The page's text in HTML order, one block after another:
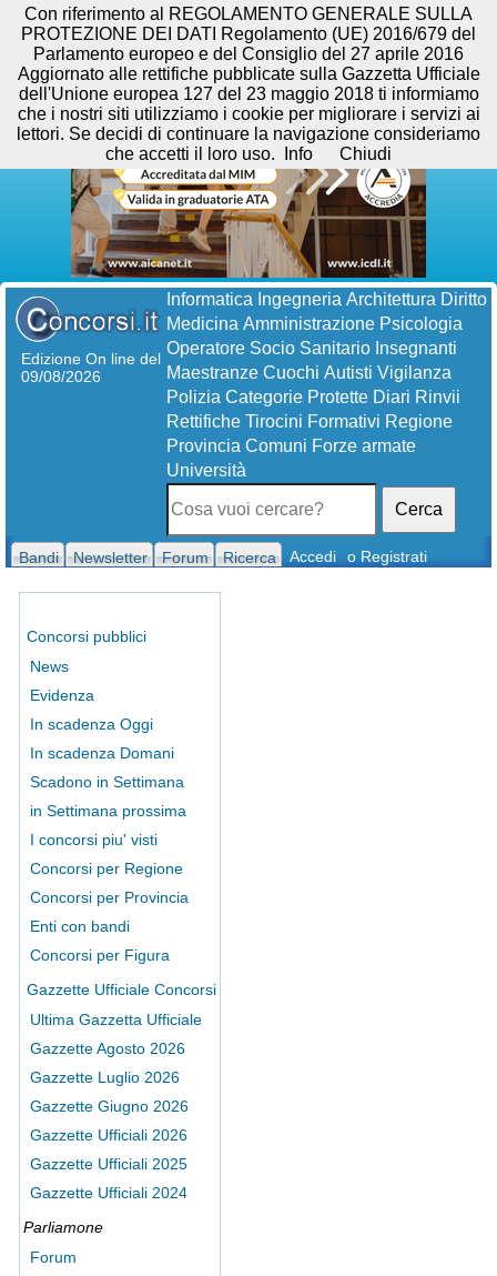
Edizione On line del
09/08/2026
Informatica Ingegneria Architettura Diritto
Medicina Amministrazione Psicologia
Operatore Socio Sanitario Insegnanti
Maestranze Cuochi Autisti Vigilanza
Polizia Categorie Protette Diari Rinvii
Rettifiche Tirocini Formativi Regione
Provincia Comuni Forze armate
Università
Cerca
Bandi Newsletter Forum Ricerca Accedi o Registrati
Concorsi pubblici
News
Evidenza
In scadenza Oggi
In scadenza Domani
Scadono in Settimana
in Settimana prossima
I concorsi piu' visti
Concorsi per Regione
Concorsi per Provincia
Enti con bandi
Concorsi per Figura
Gazzette Ufficiale Concorsi
Ultima Gazzetta Ufficiale
Gazzette Agosto 2026
Gazzette Luglio 2026
Gazzette Giugno 2026
Gazzette Ufficiali 2026
Gazzette Ufficiali 2025
Gazzette Ufficiali 2024
Parliamone
Forum
Con riferimento al REGOLAMENTO GENERALE SULLA
PROTEZIONE DEI DATI Regolamento (UE) 2016/679 del
Parlamento europeo e del Consiglio del 27 aprile 2016
Aggiornato alle rettifiche pubblicate sulla Gazzetta Ufficiale
dell'Unione europea 127 del 23 maggio 2018 ti informiamo
che i nostri siti utilizziamo i cookie per migliorare i servizi ai
lettori. Se decidi di continuare la navigazione consideriamo
che accetti il loro uso.
Info Chiudi